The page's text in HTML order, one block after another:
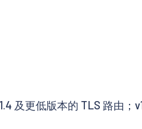
及更低版本的 TLS 路由；